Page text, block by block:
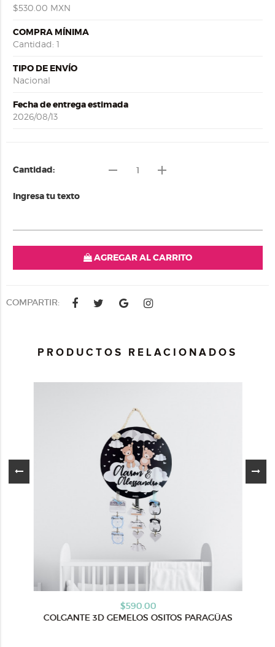
$530.00 MXN
COMPRA MÍNIMA
Cantidad: 1
TIPO DE ENVÍO
Nacional
Fecha de entrega estimada
2026/08/13
Cantidad: remove add
Ingresa tu texto
AGREGAR AL CARRITO
COMPARTIR:
PRODUCTOS RELACIONADOS
$590.00
COLGANTE 3D GEMELOS OSITOS PARAGÜAS